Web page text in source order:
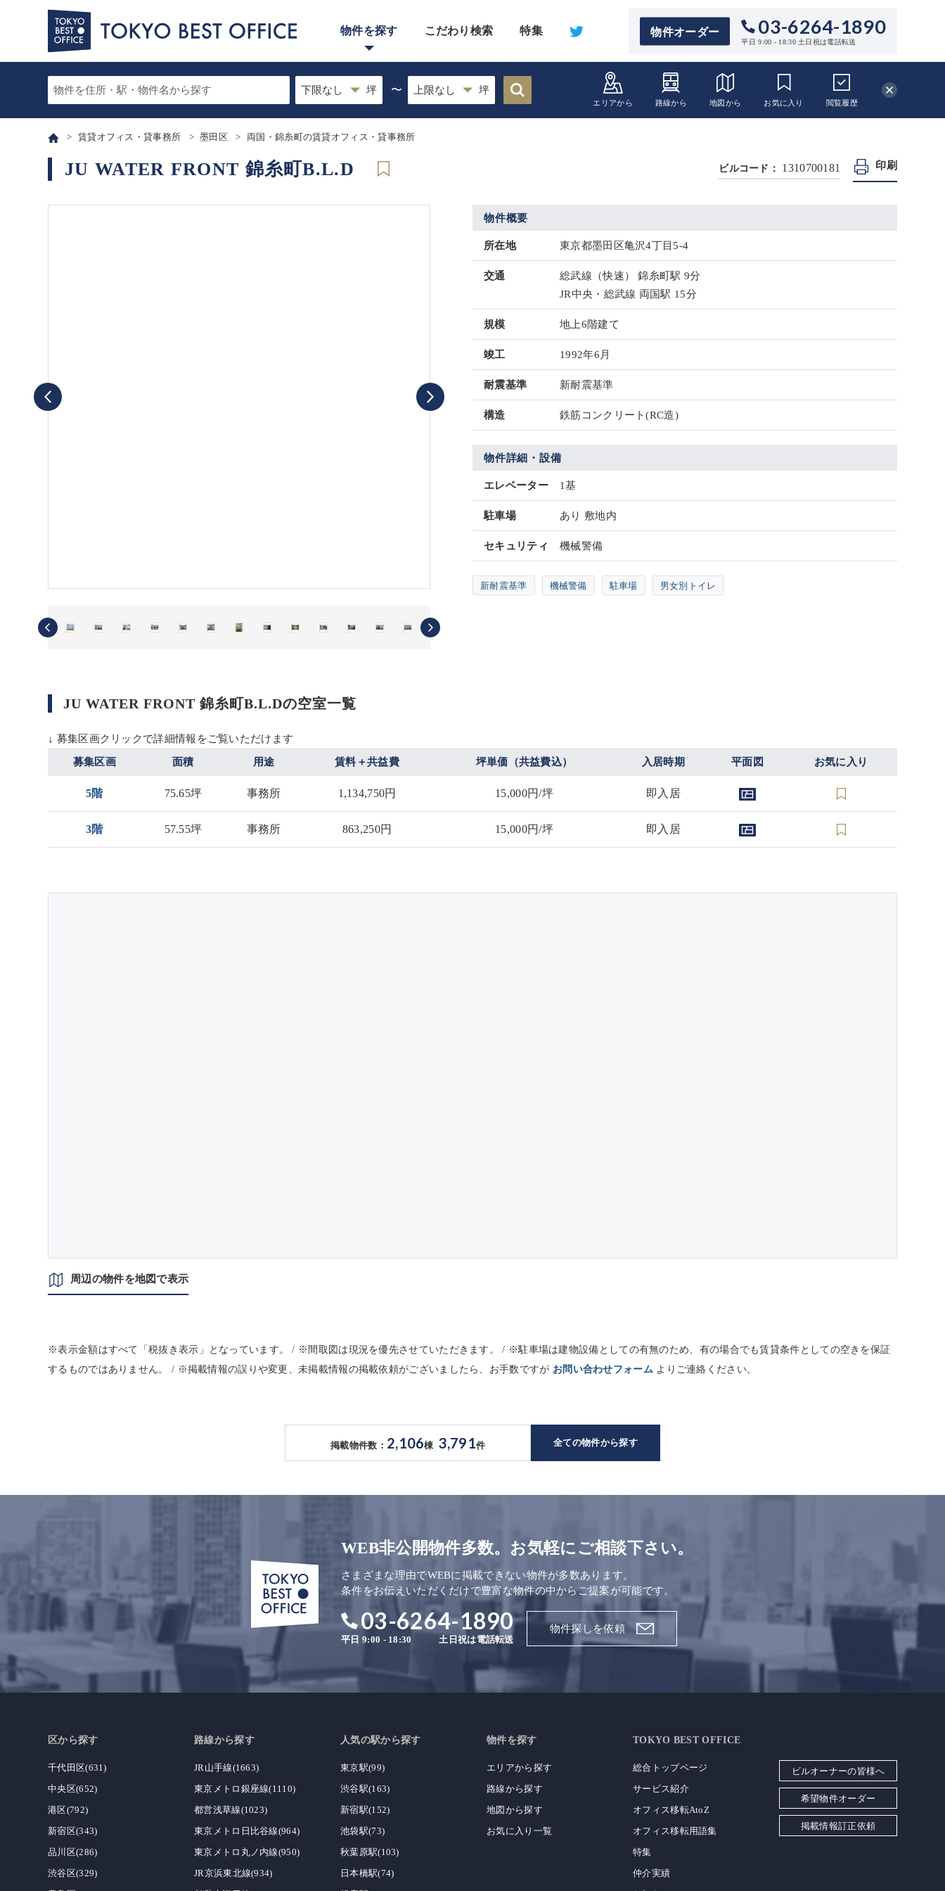
物件オーダー 03-6264-1890
平日 9:00 - 18:30 土日祝は電話転送
物件を探す こだわり検索 特集
エリアから 路線から 地図から お気に入り 閲覧履歴
〜
賃貸オフィス・貸事務所 墨田区 両国・錦糸町の賃貸オフィス・貸事務所
JU WATER FRONT 錦糸町B.L.D ビルコード： 1310700181 印刷
物件概要
所在地 東京都墨田区亀沢4丁目5-4
交通
総武線（快速） 錦糸町駅 9分
JR中央・総武線 両国駅 15分
規模 地上6階建て
竣工 1992年6月
耐震基準 新耐震基準
構造 鉄筋コンクリート(RC造)
物件詳細・設備
エレベーター 1基
駐車場 あり 敷地内
セキュリティ 機械警備
新耐震基準 機械警備 駐車場 男女別トイレ
JU WATER FRONT 錦糸町B.L.Dの空室一覧
↓ 募集区画クリックで詳細情報をご覧いただけます
募集区画 面積 用途 賃料＋共益費 坪単価（共益費込） 入居時期 平面図 お気に入り
5階 75.65坪 事務所 1,134,750円 15,000円/坪 即入居
3階 57.55坪 事務所 863,250円 15,000円/坪 即入居
周辺の物件を地図で表示
※表示金額はすべて「税抜き表示」となっています。 / ※間取図は現況を優先させていただきます。 / ※駐車場は建物設備としての有無のため、有の場合でも賃貸条件としての空きを保証
するものではありません。 / ※掲載情報の誤りや変更、未掲載情報の掲載依頼がございましたら、お手数ですが お問い合わせフォームよりご連絡ください。
掲載物件数： 2,106棟 3,791件 全ての物件から探す
WEB非公開物件多数。お気軽にご相談下さい。
さまざまな理由でWEBに掲載できない物件が多数あります。
条件をお伝えいただくだけで豊富な物件の中からご提案が可能です。
03-6264-1890
平日 9:00 - 18:30 土日祝は電話転送
物件探しを依頼
区から探す
千代田区(631)
中央区(652)
港区(792)
新宿区(343)
品川区(286)
渋谷区(329)
路線から探す
JR山手線(1663)
東京メトロ銀座線(1110)
都営浅草線(1023)
東京メトロ日比谷線(964)
東京メトロ丸ノ内線(950)
JR京浜東北線(934)
人気の駅から探す
東京駅(99)
渋谷駅(163)
新宿駅(152)
池袋駅(73)
秋葉原駅(103)
日本橋駅(74)
物件を探す
エリアから探す
路線から探す
地図から探す
お気に入り一覧
TOKYO BEST OFFICE
総合トップページ
サービス紹介
オフィス移転AtoZ
オフィス移転用語集
特集
仲介実績
ビルオーナーの皆様へ
希望物件オーダー
掲載情報訂正依頼